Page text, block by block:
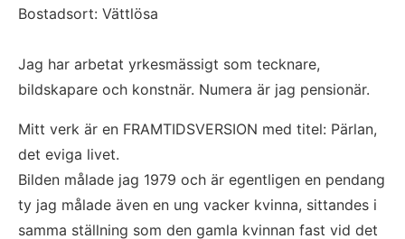
Bostadsort: Vättlösa
Jag har arbetat yrkesmässigt som tecknare,
bildskapare och konstnär. Numera är jag pensionär.
Mitt verk är en FRAMTIDSVERSION med titel: Pärlan,
det eviga livet.
Bilden målade jag 1979 och är egentligen en pendang
ty jag målade även en ung vacker kvinna, sittandes i
samma ställning som den gamla kvinnan fast vid det